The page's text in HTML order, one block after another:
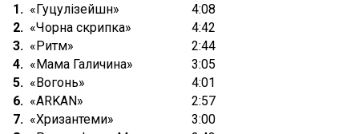
1. «Гуцулізейшн»
4:08
2. «Чорна скрипка»
4:42
3. «Ритм»
2:44
4. «Мама Галичина»
3:05
5. «Вогонь»
4:01
6. «ARKAN»
2:57
7. «Хризантеми»
3:00